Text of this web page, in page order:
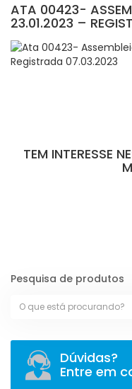
ATA 00423-
23.01.2023 –
TEM INTERESSE
Pesquisa de produtos
Dúvidas?
Entre em